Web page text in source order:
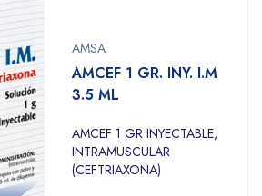
AMSA
AMCEF 1 GR. INY. I.M
3.5 ML
AMCEF 1 GR INYECTABLE,
INTRAMUSCULAR
(CEFTRIAXONA)